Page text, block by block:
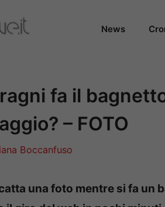
News
fa il
– FOTO
Boccanfuso
una foto mentre si fa un